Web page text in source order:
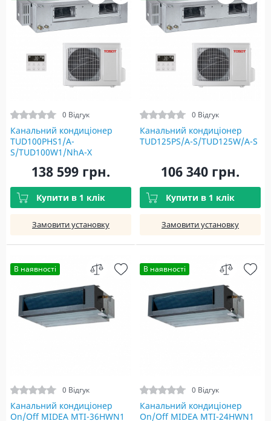
0 Відгук
Канальний кондиціонер
TUD100PHS1/A-
S/TUD100W1/NhA-X
138 599 грн.
Купити в 1 клік
Замовити установку
0 Відгук
Канальний кондиціонер
TUD125PS/A-S/TUD125W/A-S
106 340 грн.
Купити в 1 клік
Замовити установку
В наявності
0 Відгук
Канальний кондиціонер
On/Off MIDEA MTI-36HWN1
В наявності
0 Відгук
Канальний кондиціонер
On/Off MIDEA MTI-24HWN1